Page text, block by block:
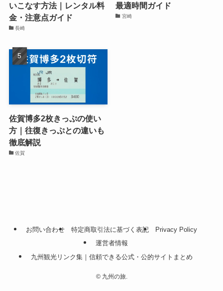
いこなす方法｜レンタル料
金・注意点ガイド
長崎
最適時間ガイド
宮崎
佐賀博多2枚きっぷの使い
方｜往復きっぷとの違いも
徹底解説
佐賀
お問い合わせ 特定商取引法に基づく表記
Privacy Policy
運営者情報
九州観光リンク集｜信頼できる公式・公的サイトまとめ
©九州の旅.